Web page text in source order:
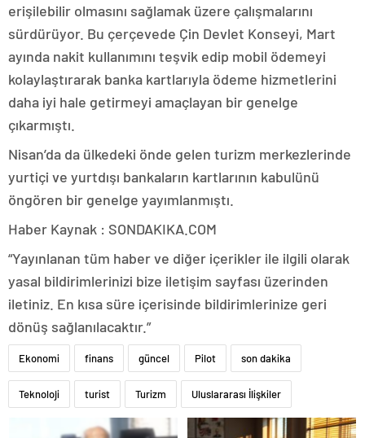
erişilebilir olmasını sağlamak üzere çalışmalarını
sürdürüyor. Bu çerçevede Çin Devlet Konseyi, Mart
ayında nakit kullanımını teşvik edip mobil ödemeyi
kolaylaştırarak banka kartlarıyla ödeme hizmetlerini
daha iyi hale getirmeyi amaçlayan bir genelge
çıkarmıştı.
Nisan’da da ülkedeki önde gelen turizm merkezlerinde
yurtiçi ve yurtdışı bankaların kartlarının kabulünü
öngören bir genelge yayımlanmıştı.
Haber Kaynak : SONDAKIKA.COM
“Yayınlanan tüm haber ve diğer içerikler ile ilgili olarak
yasal bildirimlerinizi bize iletişim sayfası üzerinden
iletiniz. En kısa süre içerisinde bildirimlerinize geri
dönüş sağlanılacaktır.”
Ekonomi finans güncel Pilot son dakika
Teknoloji turist Turizm Uluslararası İlişkiler